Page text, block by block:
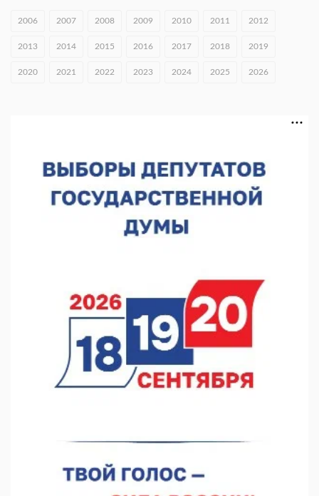
Тульские мастера и сегодня куют славу и доблесть русского
строительства
06.08.2026 17:24
Глеб Никитин представил направления сотрудничества с
Киргизией
06.08.2026 16:44
2006 2007 2008 2009 2010 2011 2012
2013 2014 2015 2016 2017 2018 2019
2020 2021 2022 2023 2024 2025 2026